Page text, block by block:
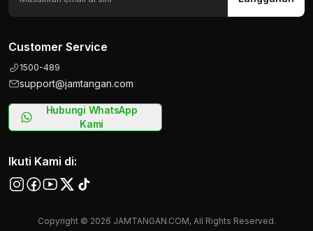
Customer Service
1500-489
support@jamtangan.com
Hubungi WhatsApp
Kami
Ikuti Kami di:
Copyright © 2026 JAMTANGAN.COM, All Rights Reserved.